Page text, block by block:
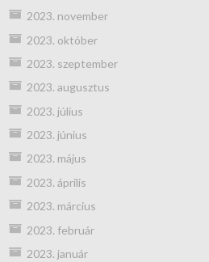
2023. november
2023. október
2023. szeptember
2023. augusztus
2023. július
2023. június
2023. május
2023. április
2023. március
2023. február
2023. január